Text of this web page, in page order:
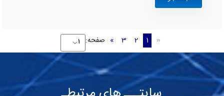
«
1
2
3
» صفحه: